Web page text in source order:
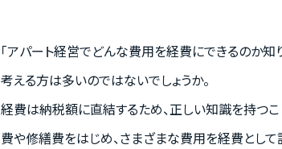
「アパート経営でどんな費用を経費にできるのか知
考える方は多いのではないでしょうか。
経費は納税額に直結するため、正しい知識を持つ
費や修繕費をはじめ、さまざまな費用を経費として